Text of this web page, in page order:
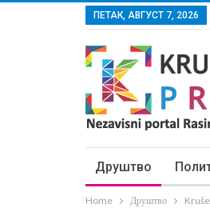
ПЕТАК, АВГУСТ 7, 2026
Друштво
Home Друштво